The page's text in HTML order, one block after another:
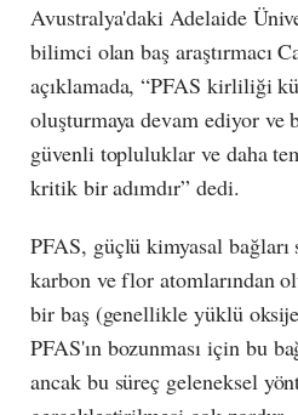
Avustralya'daki Adelaide
bilimci olan baş araştırmacı
açıklamada, “PFAS kirliliği
oluşturmaya devam ediyor ve
güvenli topluluklar ve daha
kritik bir adımdır” dedi.
PFAS, güçlü kimyasal bağları
karbon ve flor atomlarından
bir baş (genellikle yüklü
PFAS'ın bozunması için bu
ancak bu süreç geleneksel